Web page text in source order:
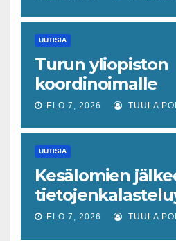
UUTISIA
Turun yliopiston
koordinoimalle
tulevaisuuden
varhaiseen
ELO 7, 2026 TUULA
UUTISIA
Kesälomien
lisääntyvät
ELO 7, 2026 TUULA